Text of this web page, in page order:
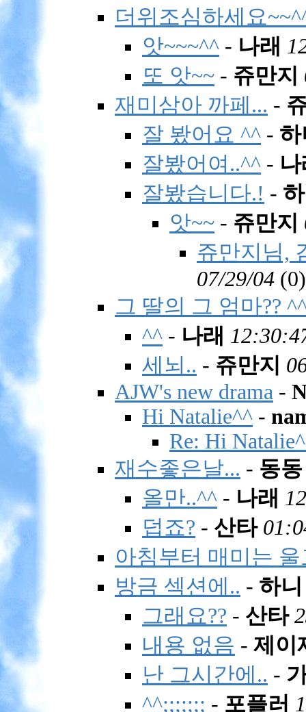
더위조심하세요
앗~~~^^ - 나래
또 앗~~ - 쥬만지
재미삼아 까페... -
잘 봤어요 ^^ -
잘봤어여..^^ -
잘봤습니다.! -
앗~~ - 쥬만지
쥬만지님,
07/29/04 (0)
그 딸의 그 엄마??
^^ - 나래
세뇌.. - 쥬만지
AJW's new drama -
Hi Natalie^^ -
Re: Hi
재수좋은날... - 동동
올만..^^ - 나래
덥죠? - 산타
아침부터 매미는 울
방금 섹션에.. - 하니
그래요?? - 산타
내용 없음 - 제이
난 그시간에.. -
^^;;;;;;; - 포플러